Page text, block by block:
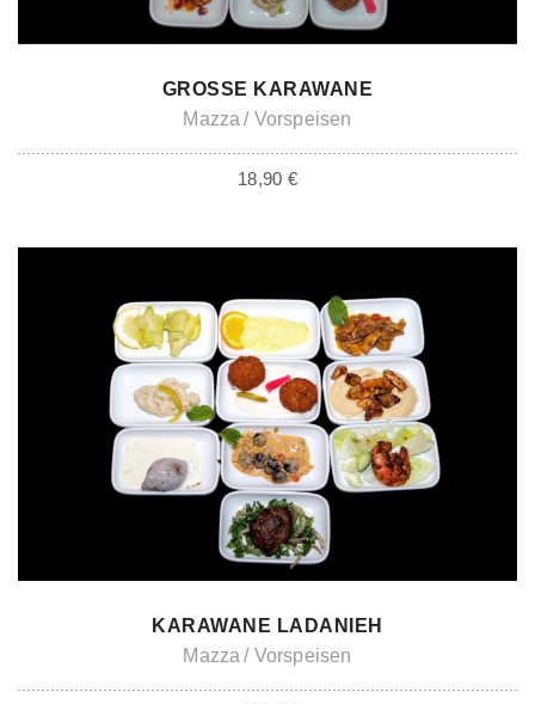
ADD TO CART
GROSSE KARAWANE
Mazza
Vorspeisen
18,90 €
ADD TO CART
KARAWANE LADANIEH
Mazza
Vorspeisen